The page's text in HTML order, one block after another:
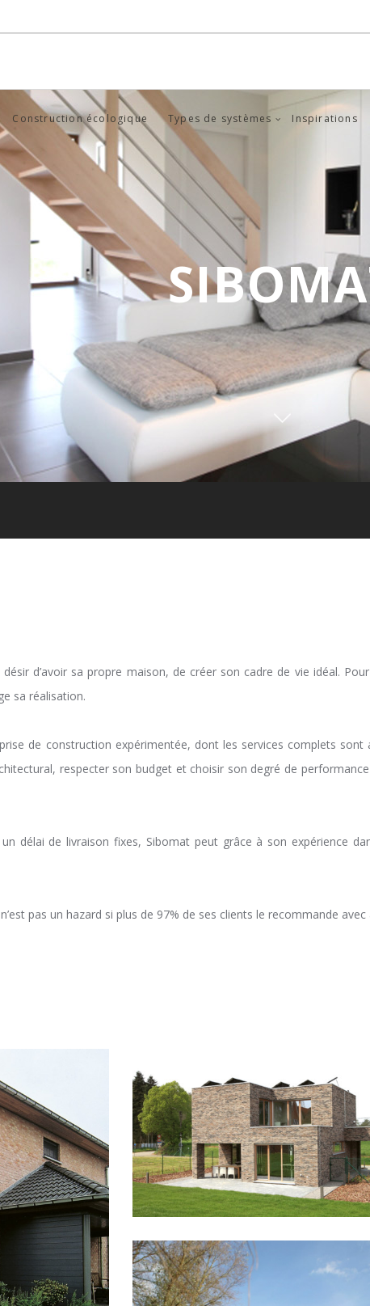
Construction écologique Types de systèmes Inspirations
d’avoir sa propre maison, de créer son cadre de vie idéal.
sa réalisation.
de construction expérimentée, dont les services complets
respecter son budget et choisir son degré de
délai de livraison fixes, Sibomat peut grâce à son expérience
pas un hazard si plus de 97% de ses clients le recommande avec